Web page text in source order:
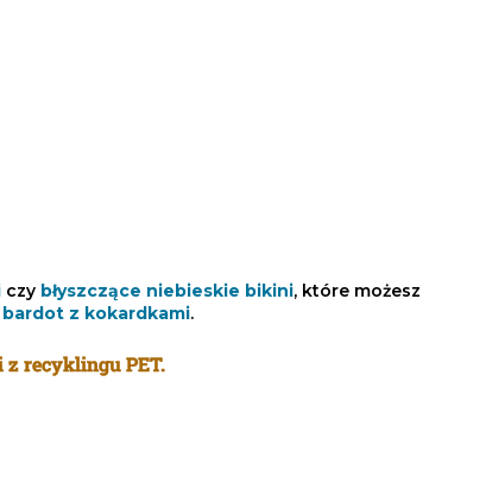
czy błyszczące niebieskie bikini, które możesz
z kokardkami.
z recyklingu PET.